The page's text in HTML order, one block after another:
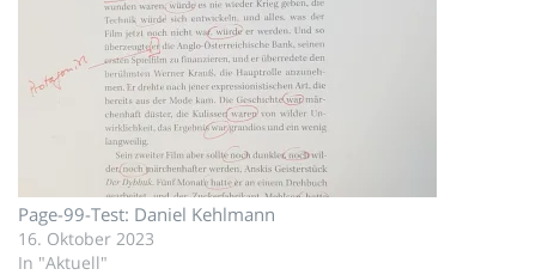
Page-99-Test: Daniel Kehlmann
16. Oktober 2023
In "Aktuell"